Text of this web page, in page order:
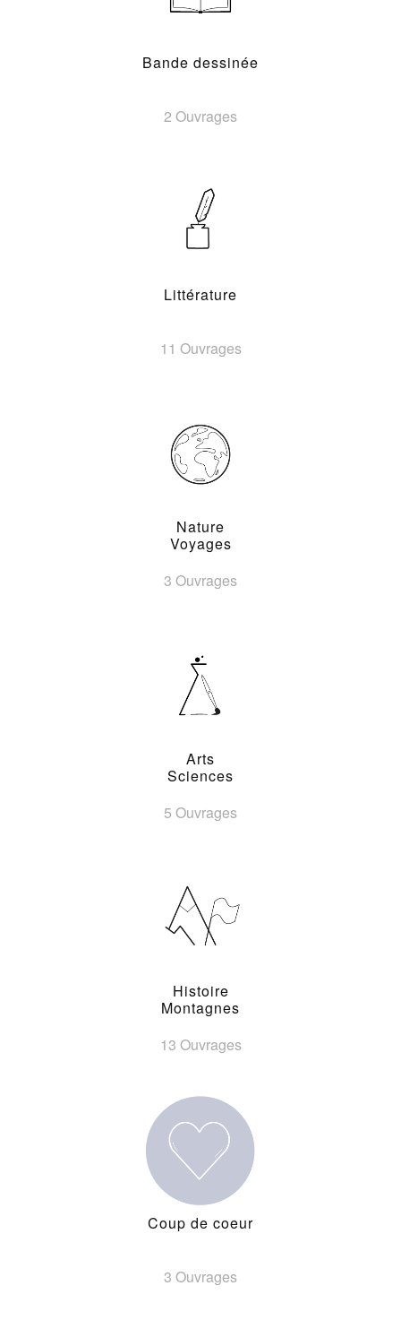
Bande dessinée
2 Ouvrages
Littérature
11 Ouvrages
Nature
Voyages
3 Ouvrages
Arts
Sciences
5 Ouvrages
Histoire
Montagnes
13 Ouvrages
Coup de coeur
3 Ouvrages